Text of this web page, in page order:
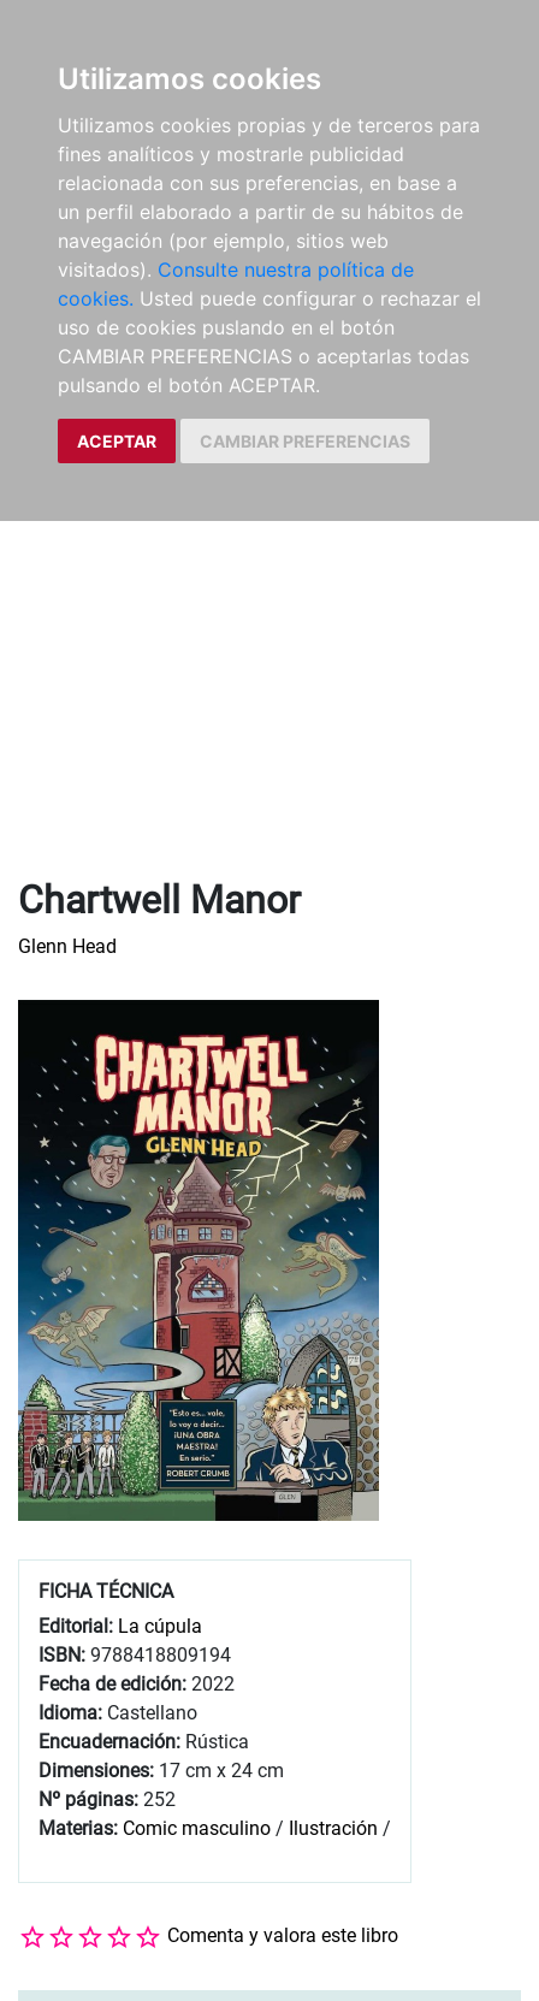
Utilizamos cookies
Utilizamos cookies propias y de terceros para
fines analíticos y mostrarle publicidad
relacionada con sus preferencias, en base a
un perfil elaborado a partir de su hábitos de
navegación (por ejemplo, sitios web
visitados). Consulte nuestra política de
cookies. Usted puede configurar o rechazar el
uso de cookies puslando en el botón
CAMBIAR PREFERENCIAS o aceptarlas todas
pulsando el botón ACEPTAR.
ACEPTAR CAMBIAR PREFERENCIAS
Chartwell Manor
Glenn Head
FICHA TÉCNICA
Editorial: La cúpula
ISBN: 9788418809194
Fecha de edición: 2022
Idioma: Castellano
Encuadernación: Rústica
Dimensiones: 17 cm x 24 cm
Nº páginas: 252
Materias: Comic masculino / Ilustración /
Comenta y valora este libro